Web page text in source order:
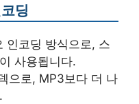
딩
인코딩 방식으로, 스
사용됩니다.
으로, MP3보다 더 나